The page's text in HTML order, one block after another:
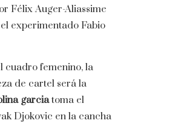
Félix Auger-Aliassime
experimentado Fabio
cuadro femenino, la
de cartel será la
garciatoma el
Djokovic en la cancha